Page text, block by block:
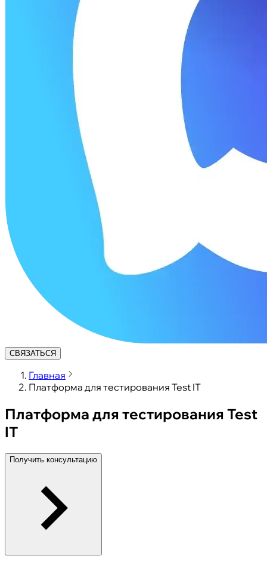
СВЯЗАТЬСЯ
Главная
Платформа для тестирования Test IT
Платформа для тестирования Test
IT
Получить консультацию